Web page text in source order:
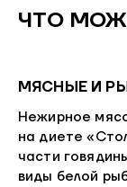
ЧТО
МЯСНЫЕ И
Нежирное
на диете
части
виды белой